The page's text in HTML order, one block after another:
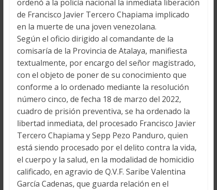
ordenó a la policía nacional la inmediata liberación
de Francisco Javier Tercero Chapiama implicado
en la muerte de una joven venezolana.
Según el oficio dirigido al comandante de la
comisaría de la Provincia de Atalaya, manifiesta
textualmente, por encargo del señor magistrado,
con el objeto de poner de su conocimiento que
conforme a lo ordenado mediante la resolución
número cinco, de fecha 18 de marzo del 2022,
cuadro de prisión preventiva, se ha ordenado la
libertad inmediata, del procesado Francisco Javier
Tercero Chapiama y Sepp Pezo Panduro, quien
está siendo procesado por el delito contra la vida,
el cuerpo y la salud, en la modalidad de homicidio
calificado, en agravio de Q.V.F. Saribe Valentina
García Cadenas, que guarda relación en el